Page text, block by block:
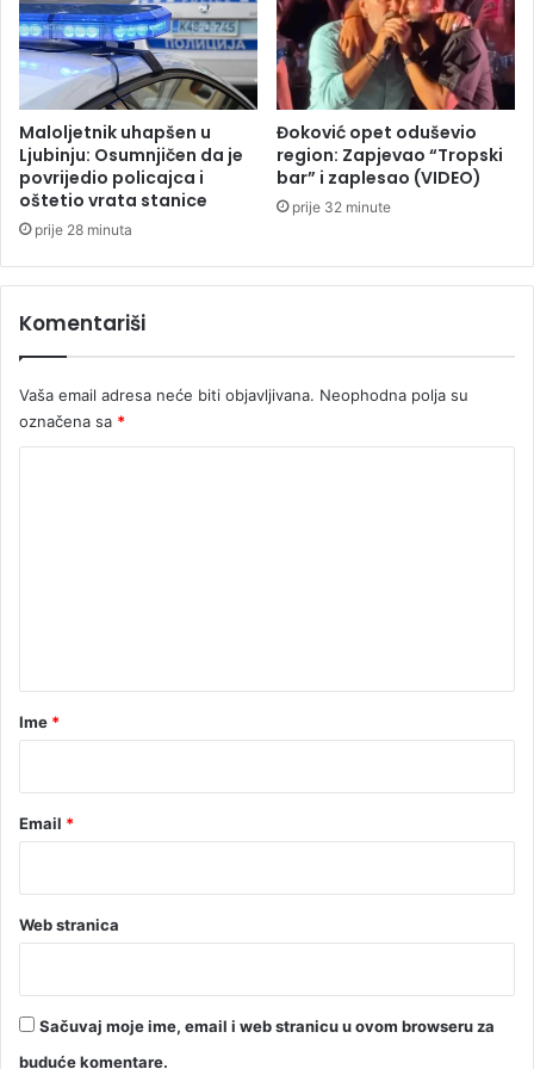
e
v
i
i
ć
u
N
a
r
o
d
n
k
š
t
i
Maloljetnik uhapšen u
Ljubinju: Osumnjičen da je
povrijedio policajca i
oštetio vrata stanice
prije 28 minuta
Đoković opet oduševio
region: Zapjevao “Tropski
bar” i zaplesao (VIDEO)
prije 32 minute
Komentariši
Vaša email adresa neće biti objavljivana. Neophodna polja su
označena sa *
rIme *
Email *
Web stranica
Sačuvaj moje ime, email i web stranicu u ovom browseru za
buduće komentare.